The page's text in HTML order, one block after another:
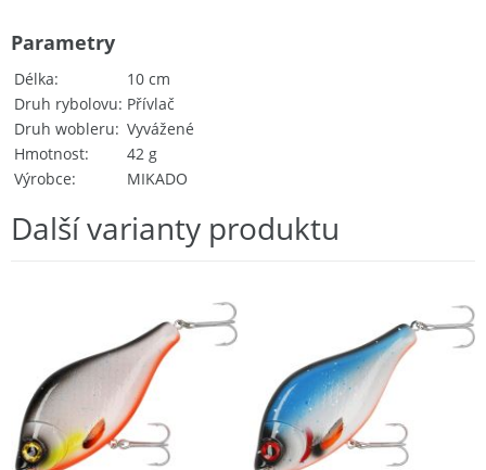
Délka
10 cm
Druh rybolovu Přívlač
Druh wobleru
Vyvážené
Hmotnost
42 g
Výrobce
MIKADO
Parametry
Další varianty produktu